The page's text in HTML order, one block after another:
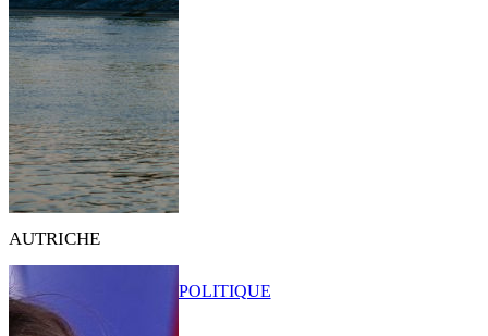
AUTRICHE
POLITIQUE